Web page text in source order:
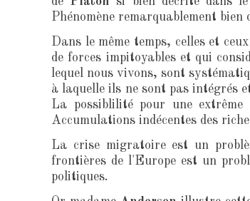
Phénomène remarquablement bien
Dans le même temps, celles et
de forces impitoyables et qui
lequel nous vivons, sont
à laquelle ils ne sont pas intégrés
La possiblilité pour une
Accumulations indécentes des
La crise migratoire est un
frontières de l'Europe est un
politiques.